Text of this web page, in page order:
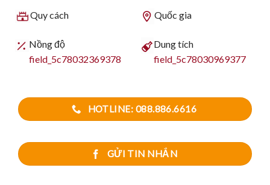
Quy cách Quốc gia
Nồng độ
field_5c78032369378
Dung tích
field_5c78030969377
HOTLINE: 088.886.6616
GỬI TIN NHẮN